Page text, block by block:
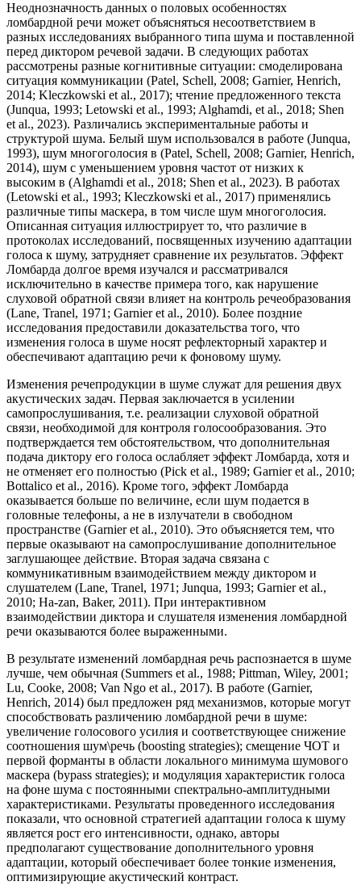
Неоднозначность данных о половых особенностях
ломбардной речи может объясняться несоответствием в
разных исследованиях выбранного типа шума и поставленной
перед диктором речевой задачи. В следующих работах
рассмотрены разные когнитивные ситуации: смоделирована
ситуация коммуникации (Patel, Schell, 2008; Garnier, Henrich,
2014; Kleczkowski et al., 2017); чтение предложенного текста
(Junqua, 1993; Letowski et al., 1993; Alghamdi, et al., 2018; Shen
et al., 2023). Различались экспериментальные работы и
структурой шума. Белый шум использовался в работе (Junqua,
1993), шум многоголосия в (Patel, Schell, 2008; Garnier, Henrich,
2014), шум с уменьшением уровня частот от низких к
высоким в (Alghamdi et al., 2018; Shen et al., 2023). В работах
(Letowski et al., 1993; Kleczkowski et al., 2017) применялись
различные типы маскера, в том числе шум многоголосия.
Описанная ситуация иллюстрирует то, что различие в
протоколах исследований, посвященных изучению адаптации
голоса к шуму, затрудняет сравнение их результатов. Эффект
Ломбарда долгое время изучался и рассматривался
исключительно в качестве примера того, как нарушение
слуховой обратной связи влияет на контроль речеобразования
(Lane, Tranel, 1971; Garnier et al., 2010). Более поздние
исследования предоставили доказательства того, что
изменения голоса в шуме носят рефлекторный характер и
обеспечивают адаптацию речи к фоновому шуму.
Изменения речепродукции в шуме служат для решения двух
акустических задач. Первая заключается в усилении
самопрослушивания, т.е. реализации слуховой обратной
связи, необходимой для контроля голосообразования. Это
подтверждается тем обстоятельством, что дополнительная
подача диктору его голоса ослабляет эффект Ломбарда, хотя и
не отменяет его полностью (Pick et al., 1989; Garnier et al., 2010;
Bottalico et al., 2016). Кроме того, эффект Ломбарда
оказывается больше по величине, если шум подается в
головные телефоны, а не в излучатели в свободном
пространстве (Garnier et al., 2010). Это объясняется тем, что
первые оказывают на самопрослушивание дополнительное
заглушающее действие. Вторая задача связана с
коммуникативным взаимодействием между диктором и
слушателем (Lane, Tranel, 1971; Junqua, 1993; Garnier et al.,
2010; Ha-zan, Baker, 2011). При интерактивном
взаимодействии диктора и слушателя изменения ломбардной
речи оказываются более выраженными.
В результате изменений ломбардная речь распознается в шуме
лучше, чем обычная (Summers et al., 1988; Pittman, Wiley, 2001;
Lu, Cooke, 2008; Van Ngo et al., 2017). В работе (Garnier,
Henrich, 2014) был предложен ряд механизмов, которые могут
способствовать различению ломбардной речи в шуме:
увеличение голосового усилия и соответствующее снижение
соотношения шум\речь (boosting strategies); смещение ЧОТ и
первой форманты в области локального минимума шумового
маскера (bypass strategies); и модуляция характеристик голоса
на фоне шума с постоянными спектрально-амплитудными
характеристиками. Результаты проведенного исследования
показали, что основной стратегией адаптации голоса к шуму
является рост его интенсивности, однако, авторы
предполагают существование дополнительного уровня
адаптации, который обеспечивает более тонкие изменения,
оптимизирующие акустический контраст.